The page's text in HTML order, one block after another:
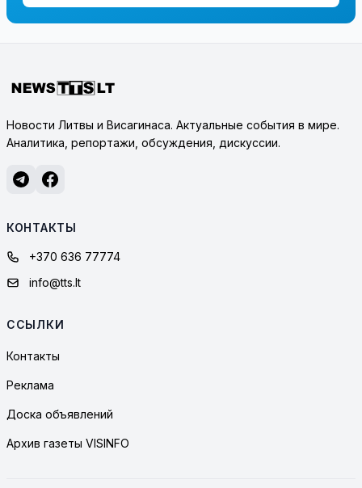
Новости Литвы и Висагинаса. Актуальные события в мире.
Аналитика, репортажи, обсуждения, дискуссии.
КОНТАКТЫ
+370 636 77774
info@tts.lt
ССЫЛКИ
Контакты
Реклама
Доска объявлений
Архив газеты VISINFO